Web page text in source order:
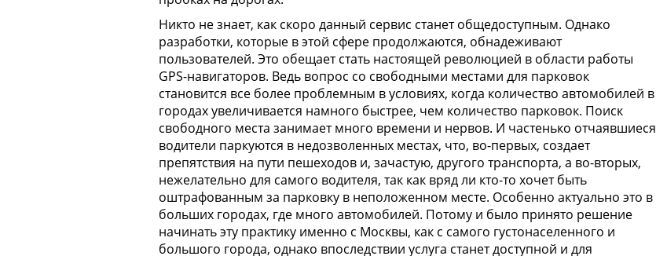
Никто не знает, как скоро данный сервис станет общедоступным. Однако
разработки, которые в этой сфере продолжаются, обнадеживают
пользователей. Это обещает стать настоящей революцией в области работы
GPS-навигаторов. Ведь вопрос со свободными местами для парковок
становится все более проблемным в условиях, когда количество автомобилей в
городах увеличивается намного быстрее, чем количество парковок. Поиск
свободного места занимает много времени и нервов. И частенько отчаявшиеся
водители паркуются в недозволенных местах, что, во-первых, создает
препятствия на пути пешеходов и, зачастую, другого транспорта, а во-вторых,
нежелательно для самого водителя, так как вряд ли кто-то хочет быть
оштрафованным за парковку в неположенном месте. Особенно актуально это в
больших городах, где много автомобилей. Потому и было принято решение
начинать эту практику именно с Москвы, как с самого густонаселенного и
большого города, однако впоследствии услуга станет доступной и для